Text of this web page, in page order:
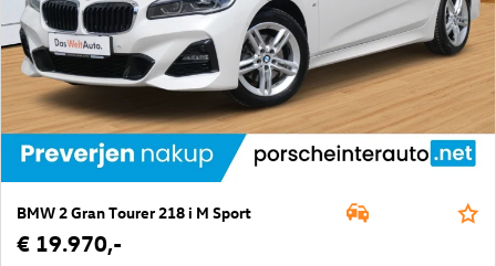
BMW 2 Gran Tourer 218 i M Sport
€ 19.970,-